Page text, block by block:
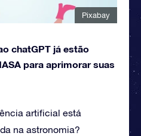
Pixabay
chatGPT já estão
para aprimorar suas
artificial está
na astronomia?